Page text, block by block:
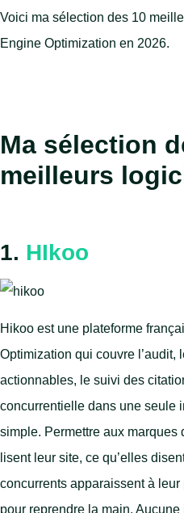
Voici ma sélection des 10
Engine Optimization en 2026.
Ma sélection
meilleurs
1. HIkoo
Hikoo est une plateforme
Optimization qui couvre l’audit,
actionnables, le suivi des
concurrentielle dans une seule
simple. Permettre aux marques
lisent leur site, ce qu’elles
concurrents apparaissent à
pour reprendre la main.